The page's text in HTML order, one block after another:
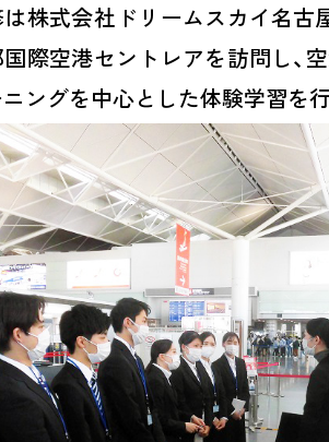
株式会社ドリームスカイ名古
際空港セントレアを訪問し、
ングを中心とした体験学習を行